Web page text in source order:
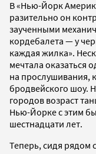
В «Нью-Йорк
разительно он
заученными
кордебалета — у
каждая жилка».
мечтала оказаться
на прослушивания,
бродвейского шоу.
городов возраст
Нью-Йорке с этим
шестнадцати лет.
Теперь, сидя рядом